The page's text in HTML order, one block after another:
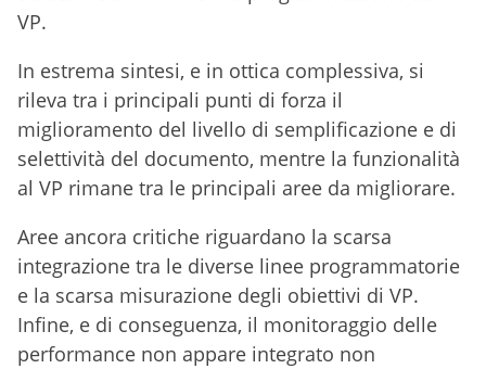
VP.
In estrema sintesi, e in ottica complessiva, si
rileva tra i principali punti di forza il
miglioramento del livello di semplificazione e di
selettività del documento, mentre la funzionalità
al VP rimane tra le principali aree da migliorare.
Aree ancora critiche riguardano la scarsa
integrazione tra le diverse linee programmatorie
e la scarsa misurazione degli obiettivi di VP.
Infine, e di conseguenza, il monitoraggio delle
performance non appare integrato non